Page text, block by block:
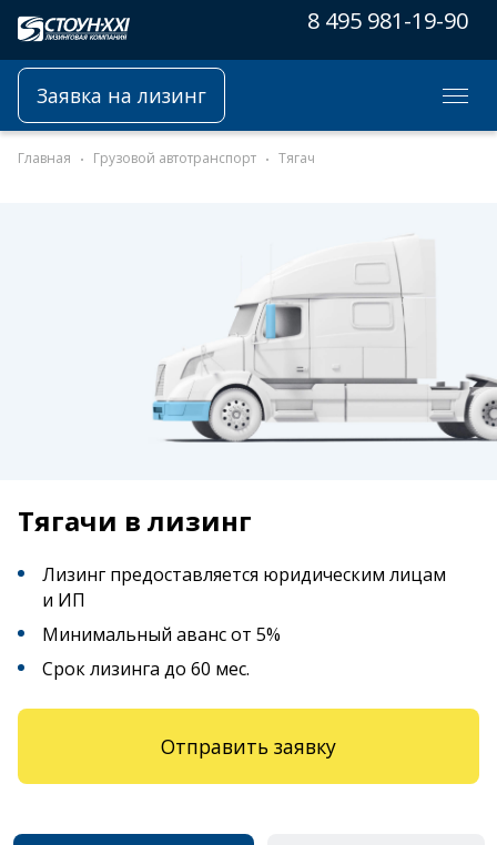
8 495 981-19-90
Заявка на лизинг
Главная Грузовой автотранспорт Тягач
Тягачи в лизинг
Лизинг предоставляется юридическим лицам
и ИП
Минимальный аванс от 5%
Срок лизинга до 60 мес.
Отправить заявку